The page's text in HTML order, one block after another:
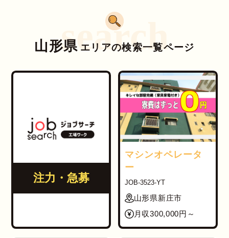
山形県 エリアの検索一覧ページ
search
注力・急募
マシンオペレータ
ー
JOB-3523-YT
山形県新庄市
月収300,000円～